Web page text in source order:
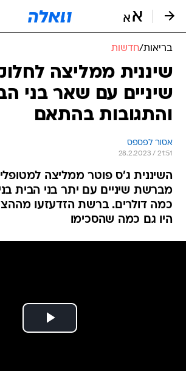
בריאות/חדשות
שיננית ממליצה
שיניים עם שאר בני
והתגובות בהתאם
אסור לפספס
28.2.2023 / 21:51
השיננית ג'ס פוטר ממליצה
מברשת שיניים עם יתר בני הבית
כמה דולרים. ברשת הזדעזעו
היו גם כמה שהסכימו